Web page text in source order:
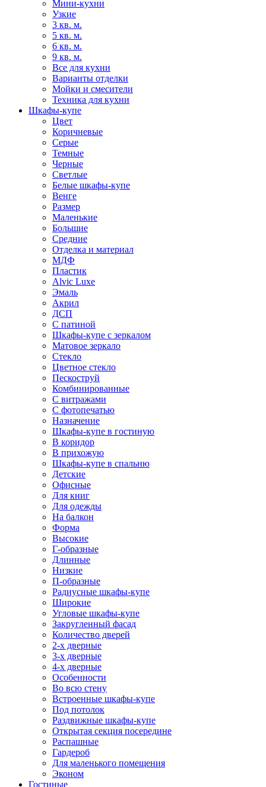
Мини-кухни
Узкие
3 кв. м.
5 кв. м.
6 кв. м.
9 кв. м.
Все для кухни
Варианты отделки
Мойки и смесители
Техника для кухни
Шкафы-купе
Цвет
Коричневые
Серые
Темные
Черные
Светлые
Белые шкафы-купе
Венге
Размер
Маленькие
Большие
Средние
Отделка и материал
МДФ
Пластик
Alvic Luxe
Эмаль
Акрил
ДСП
С патиной
Шкафы-купе с зеркалом
Матовое зеркало
Стекло
Цветное стекло
Пескоструй
Комбинированные
С витражами
С фотопечатью
Назначение
Шкафы-купе в гостиную
В коридор
В прихожую
Шкафы-купе в спальню
Детские
Офисные
Для книг
Для одежды
На балкон
Форма
Высокие
Г-образные
Длинные
Низкие
П-образные
Радиусные шкафы-купе
Широкие
Угловые шкафы-купе
Закругленный фасад
Количество дверей
2-х дверные
3-х дверные
4-х дверные
Особенности
Во всю стену
Встроенные шкафы-купе
Под потолок
Раздвижные шкафы-купе
Открытая секция посередине
Распашные
Гардероб
Для маленького помещения
Эконом
Гостиные